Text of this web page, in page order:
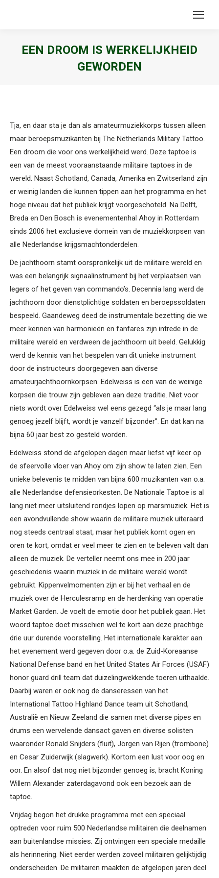
EEN DROOM IS WERKELIJKHEID
GEWORDEN
Tja, en daar sta je dan als amateurmuziekkorps tussen alleen
maar beroepsmuzikanten bij The Netherlands Military Tattoo.
Een droom die voor ons werkelijkheid werd. Deze taptoe is
een van de meest vooraanstaande militaire taptoes in de
wereld. Naast Schotland, Canada, Amerika en Zwitserland zijn
er weinig landen die kunnen tippen aan het programma en het
hoge niveau dat het publiek krijgt voorgeschoteld. Na Delft,
Breda en Den Bosch is evenementenhal Ahoy in Rotterdam
sinds 2006 het exclusieve domein van de muziekkorpsen van
alle Nederlandse krijgsmachtonderdelen.
De jachthoorn stamt oorspronkelijk uit de militaire wereld en
was een belangrijk signaalinstrument bij het verplaatsen van
legers of het geven van commando’s. Decennia lang werd de
jachthoorn door dienstplichtige soldaten en beroepssoldaten
bespeeld. Gaandeweg deed de instrumentale bezetting die we
meer kennen van harmonieën en fanfares zijn intrede in de
militaire wereld en verdween de jachthoorn uit beeld. Gelukkig
werd de kennis van het bespelen van dit unieke instrument
door de instructeurs doorgegeven aan diverse
amateurjachthoornkorpsen. Edelweiss is een van de weinige
korpsen die trouw zijn gebleven aan deze traditie. Niet voor
niets wordt over Edelweiss wel eens gezegd “als je maar lang
genoeg jezelf blijft, wordt je vanzelf bijzonder”. En dat kan na
bijna 60 jaar best zo gesteld worden.
Edelweiss stond de afgelopen dagen maar liefst vijf keer op
de sfeervolle vloer van Ahoy om zijn show te laten zien. Een
unieke belevenis te midden van bijna 600 muzikanten van o.a.
alle Nederlandse defensieorkesten. De Nationale Taptoe is al
lang niet meer uitsluitend rondjes lopen op marsmuziek. Het is
een avondvullende show waarin de militaire muziek uiteraard
nog steeds centraal staat, maar het publiek komt ogen en
oren te kort, omdat er veel meer te zien en te beleven valt dan
alleen de muziek. De verteller neemt ons mee in 200 jaar
geschiedenis waarin muziek in de militaire wereld wordt
gebruikt. Kippenvelmomenten zijn er bij het verhaal en de
muziek over de Herculesramp en de herdenking van operatie
Market Garden. Je voelt de emotie door het publiek gaan. Het
woord taptoe doet misschien wel te kort aan deze prachtige
drie uur durende voorstelling. Het internationale karakter aan
het evenement werd gegeven door o.a. de Zuid-Koreaanse
National Defense band en het United States Air Forces (USAF)
honor guard drill team dat duizelingwekkende toeren uithaalde.
Daarbij waren er ook nog de danseressen van het
International Tattoo Highland Dance team uit Schotland,
Australië en Nieuw Zeeland die samen met diverse pipes en
drums een wervelende dansact gaven en diverse solisten
waaronder Ronald Snijders (fluit), Jörgen van Rijen (trombone)
en Cesar Zuiderwijk (slagwerk). Kortom een lust voor oog en
oor. En alsof dat nog niet bijzonder genoeg is, bracht Koning
Willem Alexander zaterdagavond ook een bezoek aan de
taptoe.
Vrijdag begon het drukke programma met een speciaal
optreden voor ruim 500 Nederlandse militairen die deelnamen
aan buitenlandse missies. Zij ontvingen een speciale medaille
als herinnering. Niet eerder werden zoveel militairen gelijktijdig
onderscheiden. De militairen maakten de afgelopen jaren deel